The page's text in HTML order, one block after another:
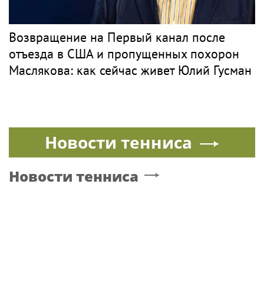
Возвращение на Первый канал после
отъезда в США и пропущенных похорон
Маслякова: как сейчас живет Юлий Гусман
Новости тенниса
Новости тенниса